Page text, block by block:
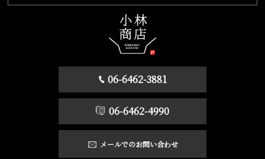
06-6462-3881
06-6462-4990
メールでのお問い合わせ